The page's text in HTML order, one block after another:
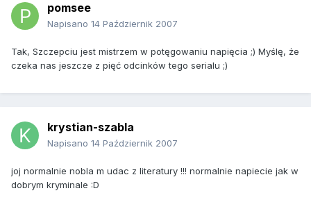
pomsee
Napisano 14 Październik 2007
Tak, Szczepciu jest mistrzem w potęgowaniu napięcia ;) Myślę, że
czeka nas jeszcze z pięć odcinków tego serialu ;)
krystian-szabla
Napisano 14 Październik 2007
joj normalnie nobla m udac z literatury !!! normalnie napiecie jak w
dobrym kryminale :D